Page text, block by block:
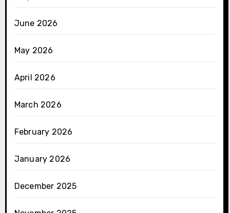
June 2026
May 2026
April 2026
March 2026
February 2026
January 2026
December 2025